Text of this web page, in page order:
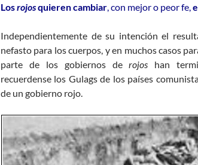
Losrojosquieren cambiar, con mejor o peor fe,
Independientemente de su intención el
nefasto para los cuerpos, y en muchos casos
parte de los gobiernos derojos han
recuerdense los Gulags de los países
de un gobierno rojo.